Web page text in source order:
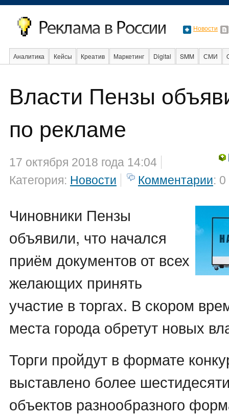
Новости
Аналитика Кейсы Креатив Маркетинг Digital SMM СМИ
Власти Пензы
по рекламе
17 октября 2018 года 14:04
Категория: Новости Комментарии: 0
Чиновники Пензы
объявили, что начался
приём документов от всех
желающих принять
участие в торгах. В скором
места города обретут новых
Торги пройдут в формате
выставлено более
объектов разнообразного